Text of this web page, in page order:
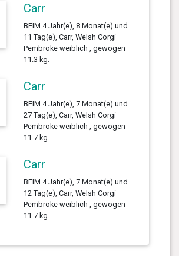
Carr
BEIM 4 Jahr(e), 8 Monat(e) und
11 Tag(e), Carr, Welsh Corgi
Pembroke weiblich , gewogen
11.3 kg.
Carr
BEIM 4 Jahr(e), 7 Monat(e) und
27 Tag(e), Carr, Welsh Corgi
Pembroke weiblich , gewogen
11.7 kg.
Carr
BEIM 4 Jahr(e), 7 Monat(e) und
12 Tag(e), Carr, Welsh Corgi
Pembroke weiblich , gewogen
11.7 kg.